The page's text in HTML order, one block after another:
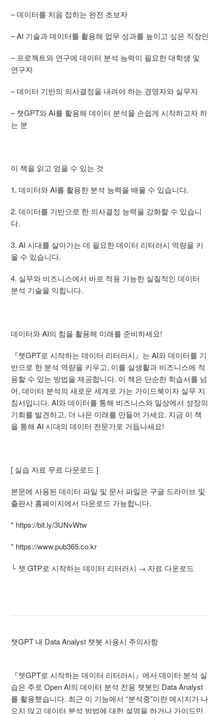
– 데이터를 처음 접하는 완전 초보자
– AI 기술과 데이터를 활용해 업무 성과를 높이고 싶은 직장인
– 프로젝트와 연구에 데이터 분석 능력이 필요한 대학생 및
연구자
– 데이터 기반의 의사결정을 내려야 하는 경영자와 실무자
– 챗GPT와 AI를 활용해 데이터 분석을 손쉽게 시작하고자 하
는 분
이 책을 읽고 얻을 수 있는 것
1. 데이터와 AI를 활용한 분석 능력을 배울 수 있습니다.
2. 데이터를 기반으로 한 의사결정 능력을 강화할 수 있습니
다.
3. AI 시대를 살아가는 데 필요한 데이터 리터러시 역량을 키
울 수 있습니다.
4. 실무와 비즈니스에서 바로 적용 가능한 실질적인 데이터
분석 기술을 익힙니다.
데이터와 AI의 힘을 활용해 미래를 준비하세요!
『챗GPT로 시작하는 데이터 리터러시』는 AI와 데이터를 기
반으로 한 분석 역량을 키우고, 이를 실생활과 비즈니스에 적
용할 수 있는 방법을 제공합니다. 이 책은 단순한 학습서를 넘
어, 데이터 분석의 새로운 세계로 가는 가이드북이자 실무 지
침서입니다. AI와 데이터를 통해 비즈니스와 일상에서 성장의
기회를 발견하고, 더 나은 미래를 만들어 가세요. 지금 이 책
을 통해 AI 시대의 데이터 전문가로 거듭나세요!
[ 실습 자료 무료 다운로드 ]
본문에 사용된 데이터 파일 및 문서 파일은 구글 드라이브 및
출판사 홈페이지에서 다운로드 가능합니다.
* https://bit.ly/3UNvWtw
* https://www.pub365.co.kr
└ 챗 GTP로 시작하는 데이터 리터러시 → 자료 다운로드
챗GPT 내 Data Analyst 챗봇 사용시 주의사항
『챗GPT로 시작하는 데이터 리터러시』에서 데이터 분석 실
습은 주로 Open AI의 데이터 분석 전용 챗봇인 Data Analyst
를 활용했습니다. 최근 이 기능에서 “분석중”이란 메시지가 나
오지 않고 데이터 분석 방법에 대한 설명을 하거나 가이드만